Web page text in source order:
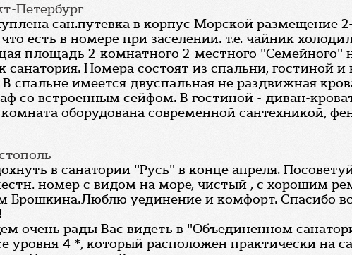
Петербург
сан.путевка в корпус Морской
есть в номере при заселении. т.е. чайник
площадь 2-комнатного 2-местного "Семейного"
санатория. Номера состоят из спальни, гостиной
спальне имеется двуспальная не раздвижная
со встроенным сейфом. В гостиной - диван-
оборудована современной сантехникой,
в санатории "Русь" в конце апреля.
номер с видом на море, чистый , с хорошим
Брошкина.Люблю уединение и комфорт. Спасибо
очень рады Вас видеть в "Объединенном
уровня 4 *, который расположен практически на